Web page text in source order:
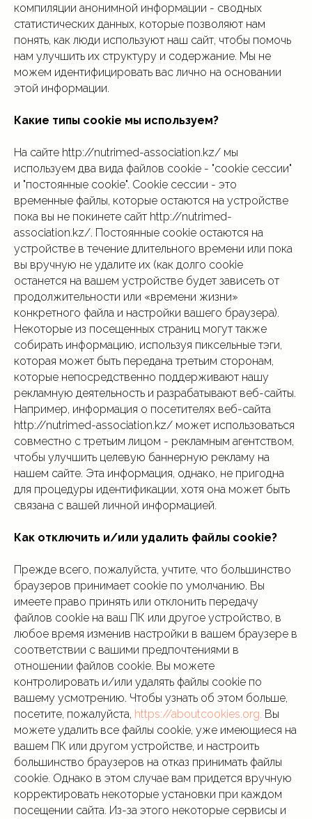
компиляции анонимной информации - сводных
статистических данных, которые позволяют нам
понять, как люди используют наш сайт, чтобы помочь
нам улучшить их структуру и содержание. Мы не
можем идентифицировать вас лично на основании
этой информации.
Какие типы cookie мы используем?
На сайте http://nutrimed-association.kz/ мы
используем два вида файлов cookie - "cookie сессии"
и "постоянные cookie". Cookie сессии - это
временные файлы, которые остаются на устройстве
пока вы не покинете сайт http://nutrimed-
association.kz/. Постоянные cookie остаются на
устройстве в течение длительного времени или пока
вы вручную не удалите их (как долго cookie
останется на вашем устройстве будет зависеть от
продолжительности или «времени жизни»
конкретного файла и настройки вашего браузера).
Некоторые из посещенных страниц могут также
собирать информацию, используя пиксельные тэги,
которая может быть передана третьим сторонам,
которые непосредственно поддерживают нашу
рекламную деятельность и разрабатывают веб-сайты.
Например, информация о посетителях веб-сайта
http://nutrimed-association.kz/ может использоваться
совместно с третьим лицом - рекламным агентством,
чтобы улучшить целевую баннерную рекламу на
нашем сайте. Эта информация, однако, не пригодна
для процедуры идентификации, хотя она может быть
связана с вашей личной информацией.
Как отключить и/или удалить файлы cookie?
Прежде всего, пожалуйста, учтите, что большинство
браузеров принимает cookie по умолчанию. Вы
имеете право принять или отклонить передачу
файлов cookie на ваш ПК или другое устройство, в
любое время изменив настройки в вашем браузере в
соответствии с вашими предпочтениями в
отношении файлов cookie. Вы можете
контролировать и/или удалять файлы cookie по
вашему усмотрению. Чтобы узнать об этом больше,
посетите, пожалуйста, https://aboutcookies.org. Вы
можете удалить все файлы cookie, уже имеющиеся на
вашем ПК или другом устройстве, и настроить
большинство браузеров на отказ принимать файлы
cookie. Однако в этом случае вам придется вручную
корректировать некоторые установки при каждом
посещении сайта. Из-за этого некоторые сервисы и
телефон
контакты
whatsapp